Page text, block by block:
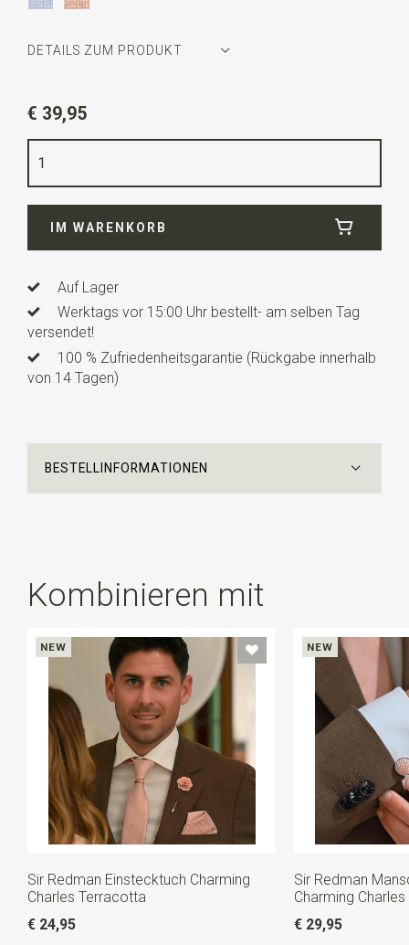
DETAILS ZUM PRODUKT
Farbe
Qualität
Länge 12 cm
verstellbaren Bändchen.
€ 39,95
IM WARENKORB
Auf Lager
Werktags vor 15:00 Uhr bestellt- am selben Tag
versendet!
100 % Zufriedenheitsgarantie (Rückgabe innerhalb
von 14 Tagen)
BESTELLINFORMATIONEN
Kombinieren mit
NEW
Sir Redman Einstecktuch Charming
Charles Terracotta
€ 24,95
NEW
Sir Redman
Charming
€ 29,95